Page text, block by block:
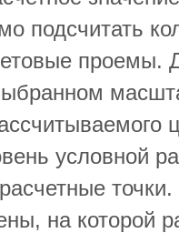
подсчитать
проемы.
условной
на которой